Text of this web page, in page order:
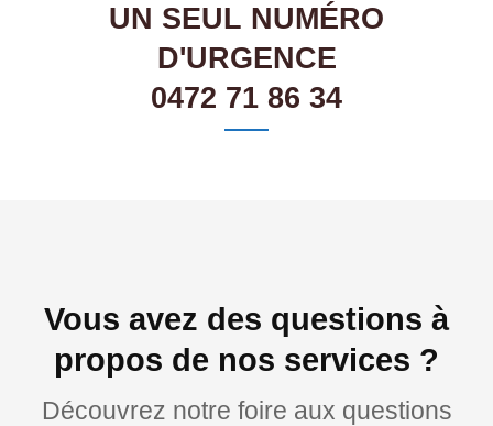
UN SEUL NUMÉRO
D'URGENCE
0472 71 86 34
Vous avez des questions à
propos de nos services ?
Découvrez notre foire aux questions